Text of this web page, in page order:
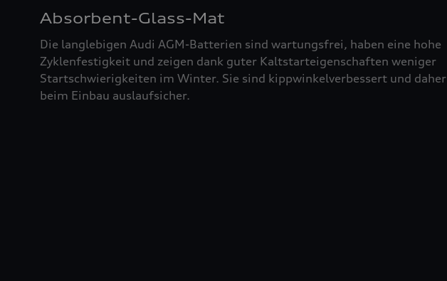
Absorbent-Glass-Mat
Die langlebigen Audi AGM-Batterien sind wartungsfrei, haben eine hohe
Zyklenfestigkeit und zeigen dank guter Kaltstarteigenschaften weniger
Startschwierigkeiten im Winter. Sie sind kippwinkelverbessert und daher
beim Einbau auslaufsicher.